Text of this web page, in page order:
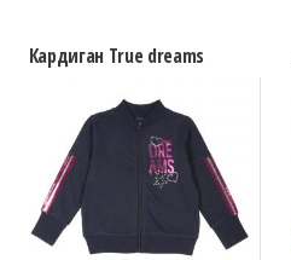
Кардиган True dreams